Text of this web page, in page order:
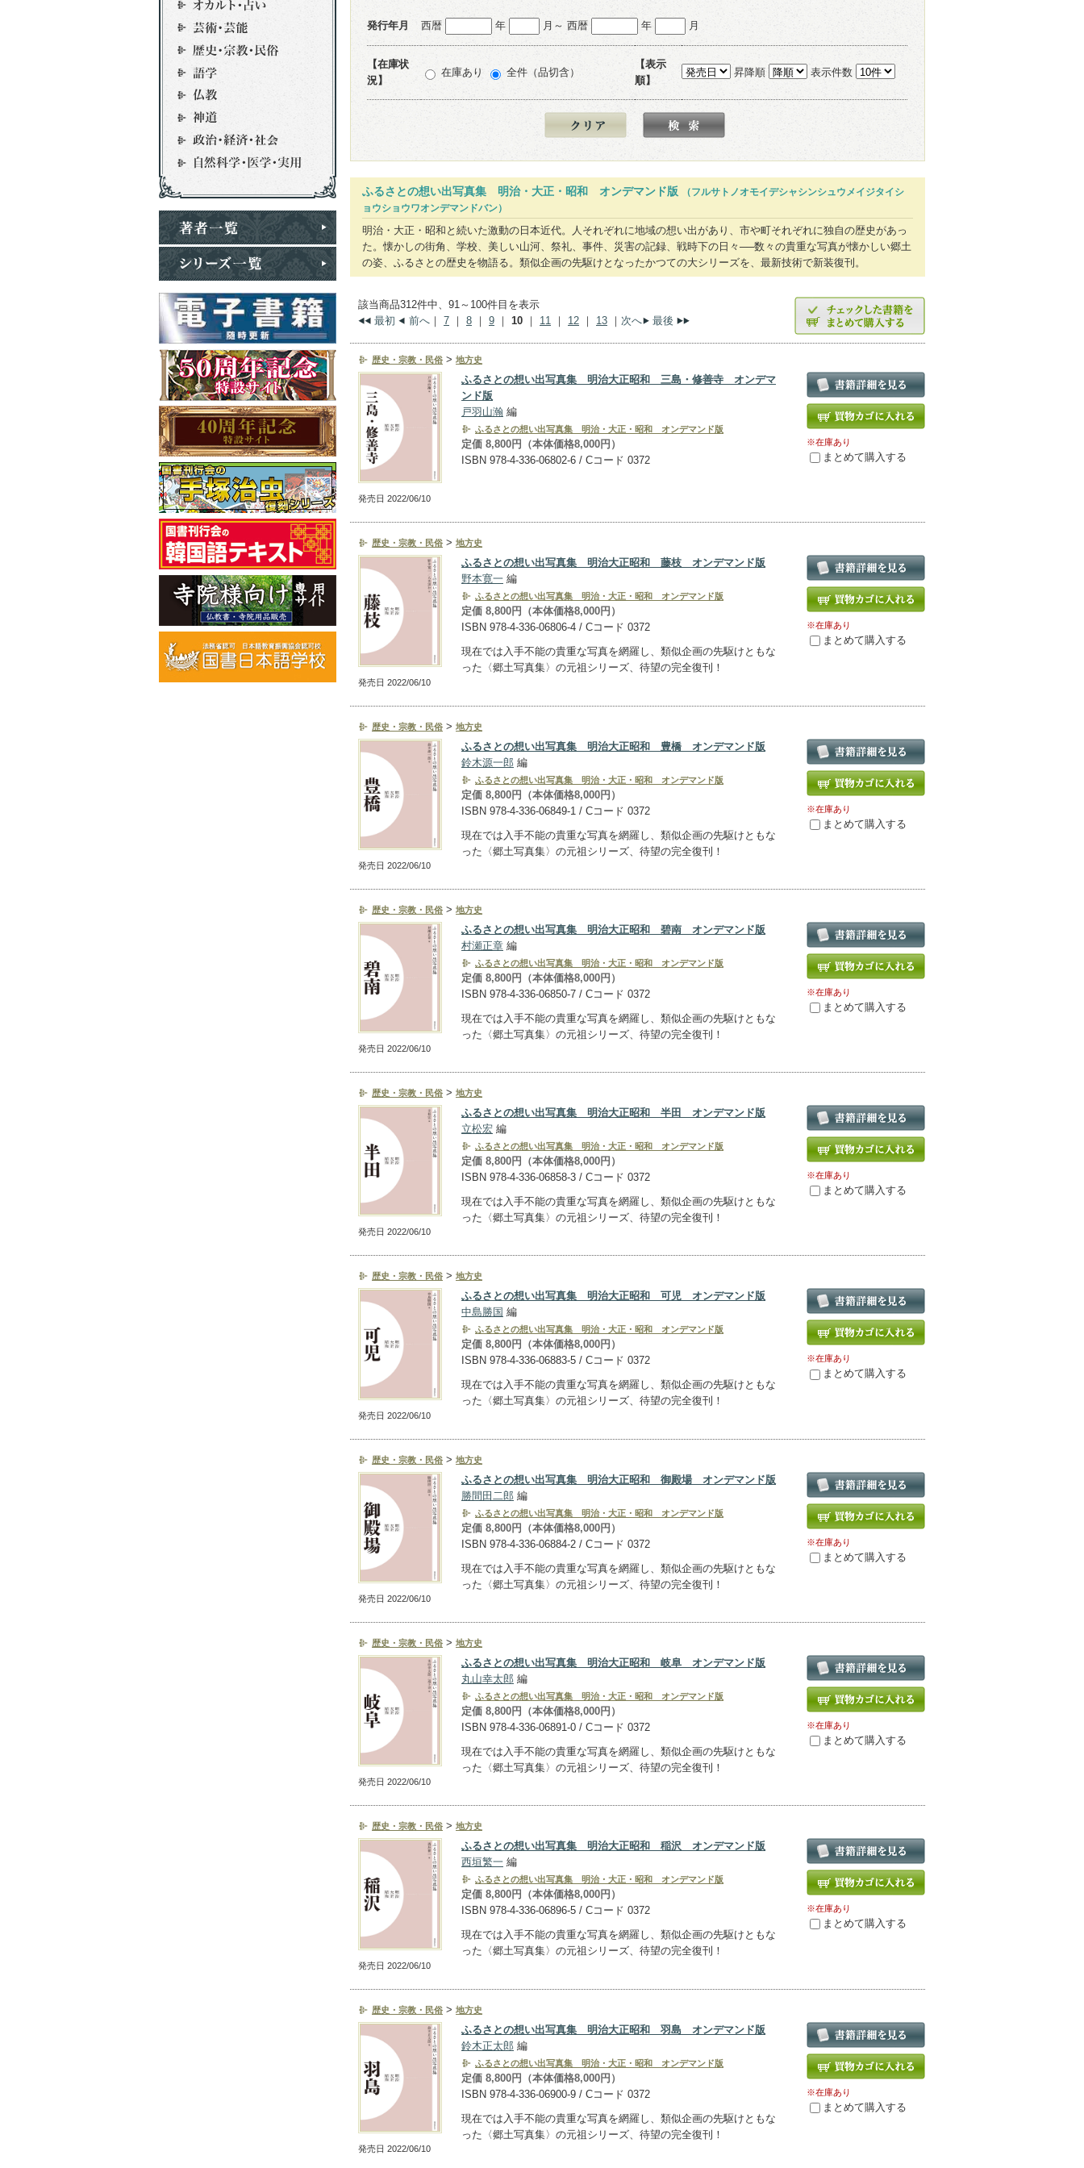
発行年月 西暦 年 月～ 西暦 年 月
【在庫状
況】
在庫あり 全件（品切含）
【表示
順】
昇降順 表示件数
ふるさとの想い出写真集 明治・大正・昭和 オンデマンド版
（フルサトノオモイデシャシンシュウメイジタイシ
ョウショウワオンデマンドバン）
明治・大正・昭和と続いた激動の日本近代。人それぞれに地域の想い出があり、市や町それぞれに独自の歴史があっ
た。懐かしの街角、学校、美しい山河、祭礼、事件、災害の記録、戦時下の日々──数々の貴重な写真が懐かしい郷土
の姿、ふるさとの歴史を物語る。類似企画の先駆けとなったかつての大シリーズを、最新技術で新装復刊。
該当商品312件中、91～100件目を表示
最初
前へ ｜ 7 ｜ 8 ｜ 9 ｜ 10 ｜ 11 ｜ 12 ｜ 13 ｜ 次へ 最後
歴史・宗教・民俗 > 地方史
発売日 2022/06/10
ふるさとの想い出写真集 明治大正昭和 三島・修善寺 オンデマ
ンド版
戸羽山瀚 編
ふるさとの想い出写真集 明治・大正・昭和 オンデマンド版
定価 8,800円（本体価格8,000円）
ISBN 978-4-336-06802-6 / Cコード 0372
※在庫あり
まとめて購入する
歴史・宗教・民俗 > 地方史
発売日 2022/06/10
ふるさとの想い出写真集 明治大正昭和 藤枝 オンデマンド版
野本寛一 編
ふるさとの想い出写真集 明治・大正・昭和 オンデマンド版
定価 8,800円（本体価格8,000円）
ISBN 978-4-336-06806-4 / Cコード 0372
現在では入手不能の貴重な写真を網羅し、類似企画の先駆けともな
った〈郷土写真集〉の元祖シリーズ、待望の完全復刊！
※在庫あり
まとめて購入する
歴史・宗教・民俗 > 地方史
発売日 2022/06/10
ふるさとの想い出写真集 明治大正昭和 豊橋 オンデマンド版
鈴木源一郎 編
ふるさとの想い出写真集 明治・大正・昭和 オンデマンド版
定価 8,800円（本体価格8,000円）
ISBN 978-4-336-06849-1 / Cコード 0372
現在では入手不能の貴重な写真を網羅し、類似企画の先駆けともな
った〈郷土写真集〉の元祖シリーズ、待望の完全復刊！
※在庫あり
まとめて購入する
歴史・宗教・民俗 > 地方史
発売日 2022/06/10
ふるさとの想い出写真集 明治大正昭和 碧南 オンデマンド版
村瀬正章 編
ふるさとの想い出写真集 明治・大正・昭和 オンデマンド版
定価 8,800円（本体価格8,000円）
ISBN 978-4-336-06850-7 / Cコード 0372
現在では入手不能の貴重な写真を網羅し、類似企画の先駆けともな
った〈郷土写真集〉の元祖シリーズ、待望の完全復刊！
※在庫あり
まとめて購入する
歴史・宗教・民俗 > 地方史
発売日 2022/06/10
ふるさとの想い出写真集 明治大正昭和 半田 オンデマンド版
立松宏 編
ふるさとの想い出写真集 明治・大正・昭和 オンデマンド版
定価 8,800円（本体価格8,000円）
ISBN 978-4-336-06858-3 / Cコード 0372
現在では入手不能の貴重な写真を網羅し、類似企画の先駆けともな
った〈郷土写真集〉の元祖シリーズ、待望の完全復刊！
※在庫あり
まとめて購入する
歴史・宗教・民俗 > 地方史
発売日 2022/06/10
ふるさとの想い出写真集 明治大正昭和 可児 オンデマンド版
中島勝国 編
ふるさとの想い出写真集 明治・大正・昭和 オンデマンド版
定価 8,800円（本体価格8,000円）
ISBN 978-4-336-06883-5 / Cコード 0372
現在では入手不能の貴重な写真を網羅し、類似企画の先駆けともな
った〈郷土写真集〉の元祖シリーズ、待望の完全復刊！
※在庫あり
まとめて購入する
歴史・宗教・民俗 > 地方史
発売日 2022/06/10
ふるさとの想い出写真集 明治大正昭和 御殿場 オンデマンド版
勝間田二郎 編
ふるさとの想い出写真集 明治・大正・昭和 オンデマンド版
定価 8,800円（本体価格8,000円）
ISBN 978-4-336-06884-2 / Cコード 0372
現在では入手不能の貴重な写真を網羅し、類似企画の先駆けともな
った〈郷土写真集〉の元祖シリーズ、待望の完全復刊！
※在庫あり
まとめて購入する
歴史・宗教・民俗 > 地方史
発売日 2022/06/10
ふるさとの想い出写真集 明治大正昭和 岐阜 オンデマンド版
丸山幸太郎 編
ふるさとの想い出写真集 明治・大正・昭和 オンデマンド版
定価 8,800円（本体価格8,000円）
ISBN 978-4-336-06891-0 / Cコード 0372
現在では入手不能の貴重な写真を網羅し、類似企画の先駆けともな
った〈郷土写真集〉の元祖シリーズ、待望の完全復刊！
※在庫あり
まとめて購入する
歴史・宗教・民俗 > 地方史
発売日 2022/06/10
ふるさとの想い出写真集 明治大正昭和 稲沢 オンデマンド版
西垣繁一 編
ふるさとの想い出写真集 明治・大正・昭和 オンデマンド版
定価 8,800円（本体価格8,000円）
ISBN 978-4-336-06896-5 / Cコード 0372
現在では入手不能の貴重な写真を網羅し、類似企画の先駆けともな
った〈郷土写真集〉の元祖シリーズ、待望の完全復刊！
※在庫あり
まとめて購入する
歴史・宗教・民俗 > 地方史
発売日 2022/06/10
ふるさとの想い出写真集 明治大正昭和 羽島 オンデマンド版
鈴木正太郎 編
ふるさとの想い出写真集 明治・大正・昭和 オンデマンド版
定価 8,800円（本体価格8,000円）
ISBN 978-4-336-06900-9 / Cコード 0372
現在では入手不能の貴重な写真を網羅し、類似企画の先駆けともな
った〈郷土写真集〉の元祖シリーズ、待望の完全復刊！
※在庫あり
まとめて購入する